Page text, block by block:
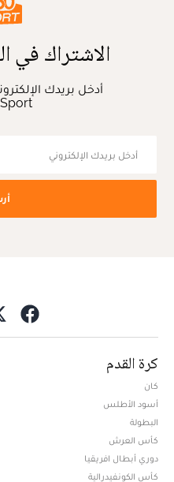
الاشتراك في
أدخل بريدك
كرة القدم
كان
أسود الأطلس
البطولة
كأس العرش
دوري أبطال افريقيا
كأس الكونفيدرالية